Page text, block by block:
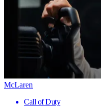
McLaren
Call of Duty